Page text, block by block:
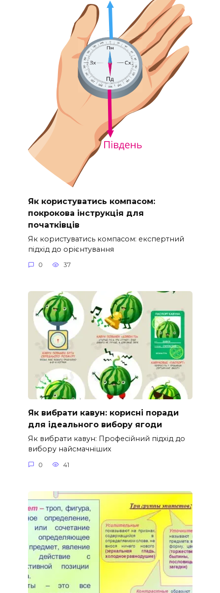
Як користуватись компасом:
покрокова інструкція для
початківців
Як користуватись компасом: експертний
підхід до орієнтування
0 37
Як вибрати кавун: корисні поради
для ідеального вибору ягоди
Як вибрати кавун: Професійний підхід до
вибору найсмачніших
0 41